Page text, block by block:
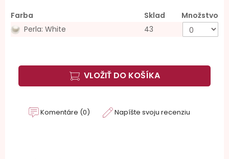
Farba Sklad
Množstvo
Perla: White
43
VLOŽIŤ DO KOŠÍKA
Komentáre (0) Napíšte svoju recenziu